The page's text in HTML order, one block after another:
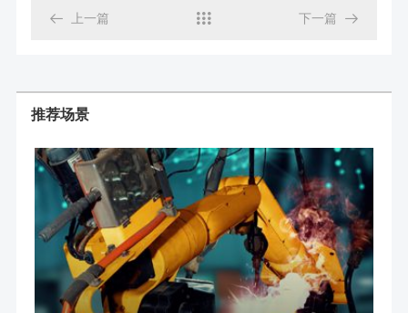
 上一篇  下一篇 
推荐场景